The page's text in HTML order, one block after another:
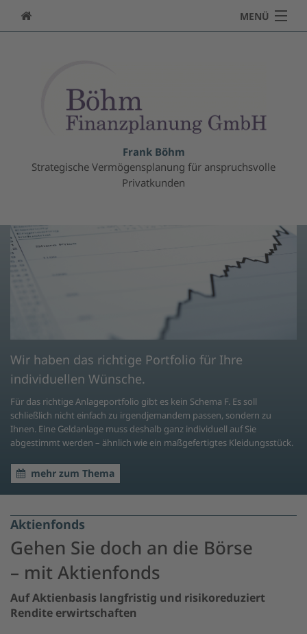
MENÜ
Vermögensanlage
Beteiligungen
Risiko-Management/Versicherungen
Online Geldanlage
Frank Böhm
Strategische Vermögensplanung für anspruchsvolle
Privatkunden
Wir haben das richtige Portfolio für Ihre
individuellen Wünsche.
Für das richtige Anlageportfolio gibt es kein Schema F. Es soll
schließlich nicht einfach zu irgendjemandem passen, sondern zu
Ihnen. Eine Geldanlage muss deshalb ganz individuell auf Sie
abgestimmt werden – ähnlich wie ein maßgefertigtes Kleidungsstück.
mehr zum Thema
Aktienfonds
Gehen Sie doch an die Börse
– mit Aktienfonds
Auf Aktienbasis langfristig und risikoreduziert
Rendite erwirtschaften